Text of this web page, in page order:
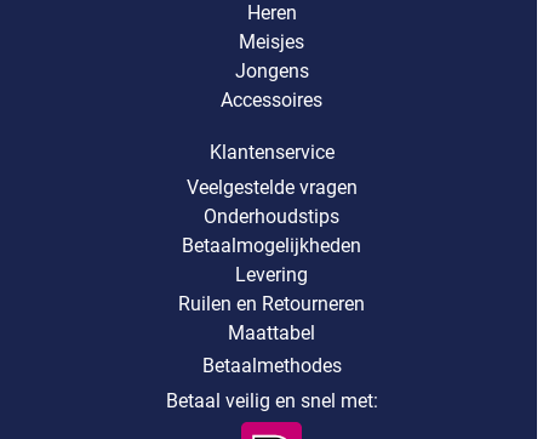
Heren
Meisjes
Jongens
Accessoires
Klantenservice
Veelgestelde vragen
Onderhoudstips
Betaalmogelijkheden
Levering
Ruilen en Retourneren
Maattabel
Betaalmethodes
Betaal veilig en snel met: